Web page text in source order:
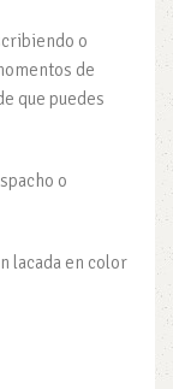
o
de
que puedes
o
lacada en color